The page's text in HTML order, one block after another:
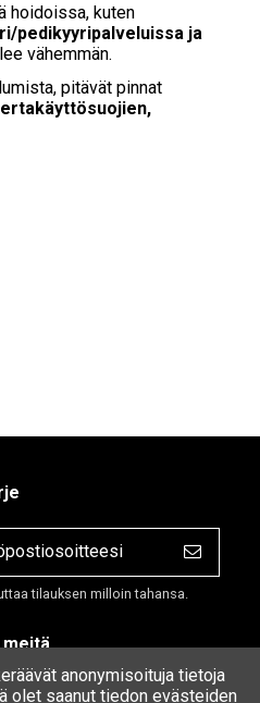
hoidoissa, kuten
pedikyyripalveluissa ja
vähemmän.
pitävät pinnat
tilauksen milloin tahansa.
meitä
anonymisoituja tietoja
olet saanut tiedon evästeiden